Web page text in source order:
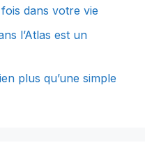
dans votre vie
l’Atlas est un
plus qu’une simple